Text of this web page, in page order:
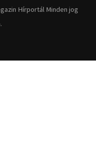
Hírportál Minden jog